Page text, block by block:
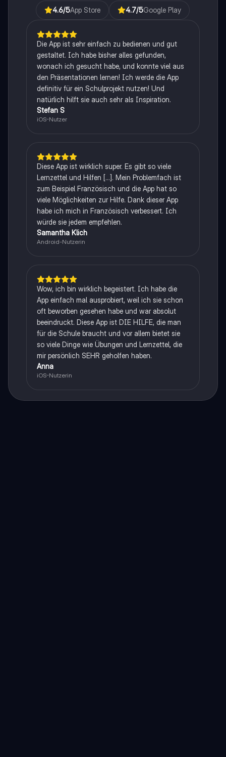
4.6/5App Store 4.7/5Google Play
Die App ist sehr einfach zu bedienen und gut
gestaltet. Ich habe bisher alles gefunden,
wonach ich gesucht habe, und konnte viel aus
den Präsentationen lernen! Ich werde die App
definitiv für ein Schulprojekt nutzen! Und
natürlich hilft sie auch sehr als Inspiration.
Stefan S
iOS-Nutzer
Diese App ist wirklich super. Es gibt so viele
Lernzettel und Hilfen [...]. Mein Problemfach ist
zum Beispiel Französisch und die App hat so
viele Möglichkeiten zur Hilfe. Dank dieser App
habe ich mich in Französisch verbessert. Ich
würde sie jedem empfehlen.
Samantha Klich
Android-Nutzerin
Wow, ich bin wirklich begeistert. Ich habe die
App einfach mal ausprobiert, weil ich sie schon
oft beworben gesehen habe und war absolut
beeindruckt. Diese App ist DIE HILFE, die man
für die Schule braucht und vor allem bietet sie
so viele Dinge wie Übungen und Lernzettel, die
mir persönlich SEHR geholfen haben.
Anna
iOS-Nutzerin